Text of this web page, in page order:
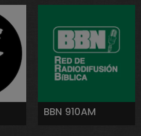
BBN 910AM